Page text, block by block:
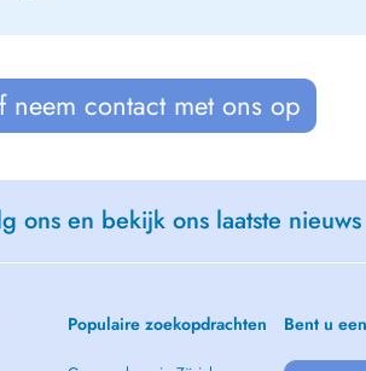
neem contact met ons op
ons en bekijk ons laatste nieuws
Populaire zoekopdrachten Bent u